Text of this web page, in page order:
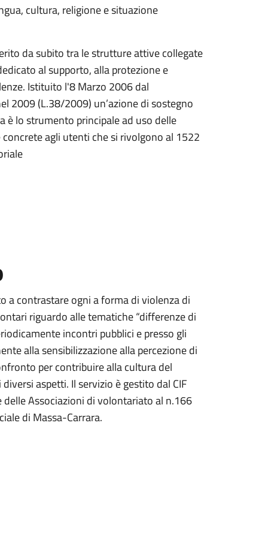
cultura, religione e situazione
da subito tra le strutture attive collegate
al supporto, alla protezione e
Istituito l'8 Marzo 2006 dal
2009 (L.38/2009) un’azione di sostegno
è lo strumento principale ad uso delle
agli utenti che si rivolgono al 1522
a contrastare ogni a forma di violenza di
riguardo alle tematiche “differenze di
incontri pubblici e presso gli
alla sensibilizzazione alla percezione di
per contribuire alla cultura del
aspetti. Il servizio è gestito dal CIF
delle Associazioni di volontariato al n.166
di Massa-Carrara.